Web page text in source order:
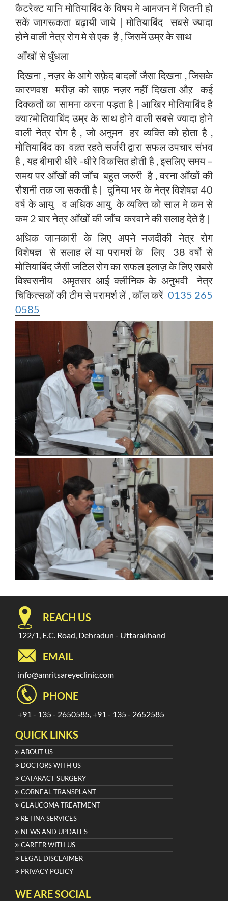
कैटरेक्ट यानि मोतियाबिंद के विषय मे आमजन में जितनी हो
सकें जागरूकता बढ़ायी जाये | मोतियाबिंद सबसे ज्यादा
होने वाली नेत्र रोग मे से एक है , जिसमें उम्र के साथ
आँखों से धुँधला
दिखना , नज़र के आगे सफ़ेद बादलों जैसा दिखना , जिसके
कारणवश मरीज़ को साफ़ नज़र नहीं दिखता औऱ कई
दिक्कतों का सामना करना पड़ता है | आखिर मोतियाबिंद है
क्या?मोतियाबिंद उम्र के साथ होने वाली सबसे ज्यादा होने
वाली नेत्र रोग है , जो अनुमन हर व्यक्ति को होता है ,
मोतियाबिंद का वक़्त रहते सर्जरी द्वारा सफल उपचार संभव
है , यह बीमारी धीरे -धीरे विकसित होती है , इसलिए समय –
समय पर आँखों की जाँच बहुत जरुरी है , वरना आँखों की
रौशनी तक जा सकती है | दुनिया भर के नेत्र विशेषज्ञ 40
वर्ष के आयु व अधिक आयु के व्यक्ति को साल मे कम से
कम 2 बार नेत्र आँखों की जाँच करवाने की सलाह देते है |
अधिक जानकारी के लिए अपने नजदीकी नेत्र रोग
विशेषज्ञ से सलाह लें या परामर्श के लिए 38 वर्षो से
मोतियाबिंद जैसी जटिल रोग का सफल इलाज़ के लिए सबसे
विश्वसनीय अमृतसर आई क्लीनिक के अनुभवी नेत्र
चिकित्सकों की टीम से परामर्श लें , कॉल करें 0135 265
0585
REACH US
122/1, E.C. Road, Dehradun - Uttarakhand
EMAIL
info@amritsareyeclinic.com
PHONE
+91 - 135 - 2650585, +91 - 135 - 2652585
QUICK LINKS
ABOUT US
DOCTORS WITH US
CATARACT SURGERY
CORNEAL TRANSPLANT
GLAUCOMA TREATMENT
RETINA SERVICES
NEWS AND UPDATES
CAREER WITH US
LEGAL DISCLAIMER
PRIVACY POLICY
WE ARE SOCIAL